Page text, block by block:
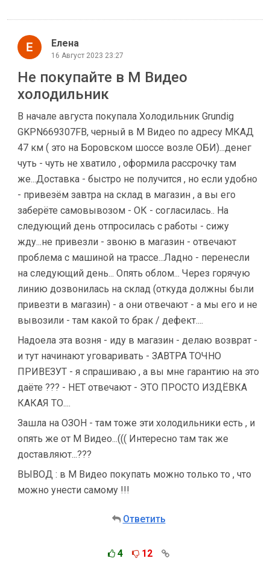
Елена
16 Август 2023 23:27
Не покупайте в М Видео
холодильник
В начале августа покупала Холодильник Grundig
GKPN669307FB, черный в М Видео по адресу МКАД
47 км ( это на Боровском шоссе возле ОБИ)...денег
чуть - чуть не хватило , оформила рассрочку там
же...Доставка - быстро не получится , но если удобно
- привезём завтра на склад в магазин , а вы его
заберёте самовывозом - ОК - согласилась.. На
следующий день отпросилась с работы - сижу
жду...не привезли - звоню в магазин - отвечают
проблема с машиной на трассе...Ладно - перенесли
на следующий день... Опять облом... Через горячую
линию дозвонилась на склад (откуда должны были
привезти в магазин) - а они отвечают - а мы его и не
вывозили - там какой то брак / дефект....
Надоела эта возня - иду в магазин - делаю возврат -
и тут начинают уговаривать - ЗАВТРА ТОЧНО
ПРИВЕЗУТ - я спрашиваю , а вы мне гарантию на это
даёте ??? - НЕТ отвечают - ЭТО ПРОСТО ИЗДЁВКА
КАКАЯ ТО....
Зашла на ОЗОН - там тоже эти холодильники есть , и
опять же от М Видео...((( Интересно там так же
доставляют...???
ВЫВОД : в М Видео покупать можно только то , что
можно унести самому !!!
Ответить
4 12